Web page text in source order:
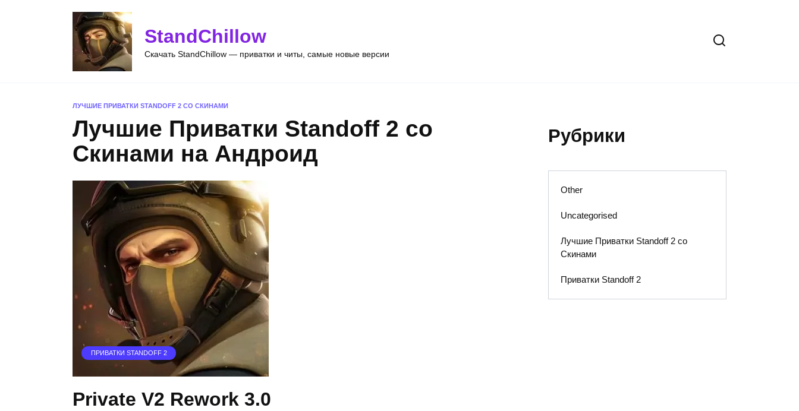
StandChillow
Скачать StandChillow — приватки и читы, самые новые версии
ЛУЧШИЕ ПРИВАТКИ STANDOFF 2 СО СКИНАМИ
Лучшие Приватки Standoff 2 со
Скинами на Андроид
ПРИВАТКИ STANDOFF 2
Private V2 Rework 3.0
Рубрики
Other
Uncategorised
Лучшие Приватки Standoff 2 со
Скинами
Приватки Standoff 2